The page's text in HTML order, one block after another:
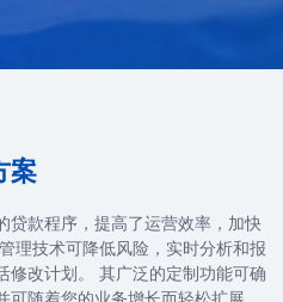
案
贷款程序，提高了运营效率，加快
理技术可降低风险，实时分析和报
修改计划。 其广泛的定制功能可确